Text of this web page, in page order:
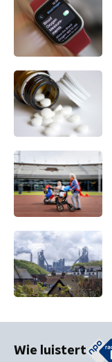
Wie luistert